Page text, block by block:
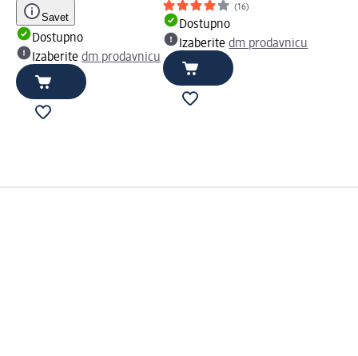
Savet
Dostupno
Izaberite dm prodavnicu
(16)
Dostupno
Izaberitedm prodavnicu